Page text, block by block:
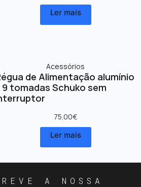
Ler mais
Acessórios
de Alimentação alumínio
9 tomadas Schuko sem
75.00€
Ler mais
A NOSSA